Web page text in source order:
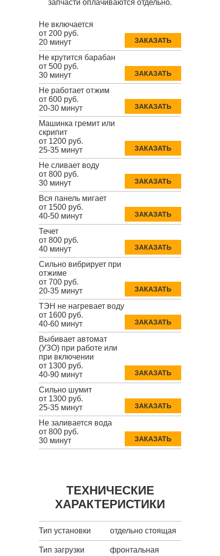
запчасти оплачиваются отдельно.
Не включается
от 200 руб.
20 минут
ЗАКАЗАТЬ
Не крутится барабан
от 500 руб.
30 минут
ЗАКАЗАТЬ
Не работает отжим
от 600 руб.
20-30 минут
ЗАКАЗАТЬ
Машинка гремит или
скрипит
от 1200 руб.
25-35 минут
ЗАКАЗАТЬ
Не сливает воду
от 800 руб.
30 минут
ЗАКАЗАТЬ
Вся панель мигает
от 1500 руб.
40-50 минут
ЗАКАЗАТЬ
Течет
от 800 руб.
40 минут
ЗАКАЗАТЬ
Сильно вибрирует при
отжиме
от 700 руб.
20-35 минут
ЗАКАЗАТЬ
ТЭН не нагревает воду
от 1600 руб.
40-60 минут
ЗАКАЗАТЬ
Выбивает автомат
(УЗО) при работе или
при включении
от 1300 руб.
40-90 минут
ЗАКАЗАТЬ
Сильно шумит
от 1300 руб.
25-35 минут
ЗАКАЗАТЬ
Не заливается вода
от 800 руб.
30 минут
ЗАКАЗАТЬ
ТЕХНИЧЕСКИЕ
ХАРАКТЕРИСТИКИ
Тип установки отдельно стоящая
Тип загрузки фронтальная